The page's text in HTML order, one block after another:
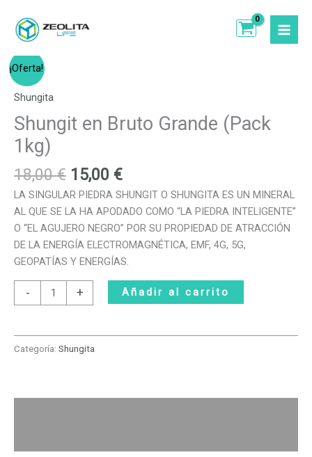
contenido
¡Oferta!
Shungita
Shungit en Bruto Grande (Pack
1kg)
18,00€
era:
18,00 €.
15,00 €
es:
15,00 €.
LA SINGULAR PIEDRA SHUNGIT O SHUNGITA ES UN MINERAL
AL QUE SE LA HA APODADO COMO “LA PIEDRA INTELIGENTE”
O “EL AGUJERO NEGRO” POR SU PROPIEDAD DE ATRACCIÓN
DE LA ENERGÍA ELECTROMAGNÉTICA, EMF, 4G, 5G,
GEOPATÍAS Y ENERGÍAS.
-
Shungit
en
Bruto
Grande
(Pack
1kg)
+ Añadir al carrito
Categoría: Shungita
(Pack
1kg)